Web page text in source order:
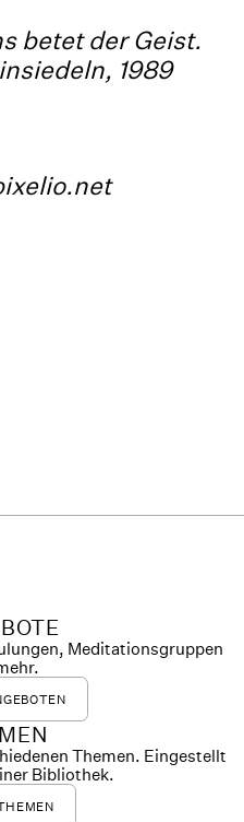
betet der Geist.
1989
Meditationsgruppen
Themen. Eingestellt
Bibliothek.